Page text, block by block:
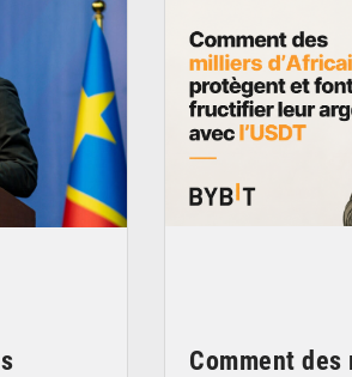
Comment